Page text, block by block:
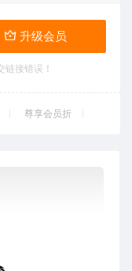
升级会员
接错误！
尊享会员折